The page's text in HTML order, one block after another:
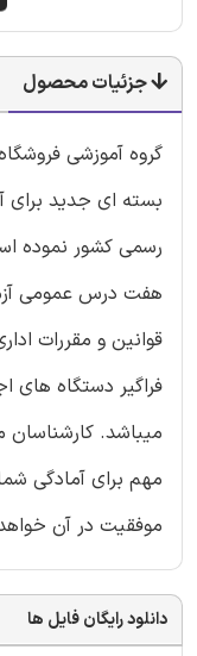
جزئیات محصول
گروه آموزشی
بسته ای جدید برای
رسمی کشور نموده
هفت درس عمومی
قوانین و مقررات
فراگیر دستگاه های
میباشد. کارشناسان
مهم برای آمادگی
موفقیت در آن
دانلود رایگان فایل ها